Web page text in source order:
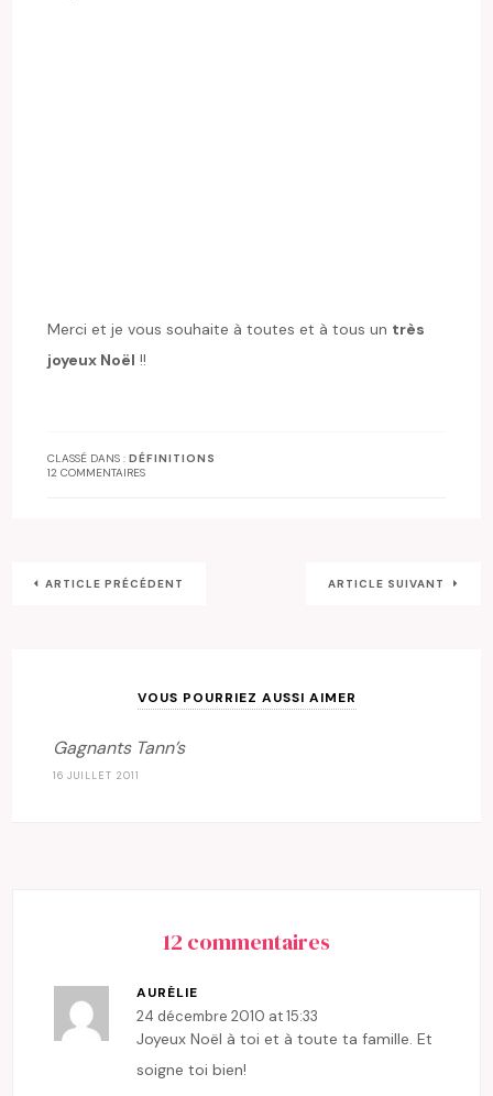
Merci et je vous souhaite à toutes et à tous un très
joyeux Noël !!
CLASSÉ DANS :DÉFINITIONS
12 COMMENTAIRES
ARTICLE PRÉCÉDENT ARTICLE SUIVANT
VOUS POURRIEZ AUSSI AIMER
Gagnants Tann’s
16 JUILLET 2011
12 commentaires
AURÉLIE
24 décembre 2010 at 15:33
Joyeux Noël à toi et à toute ta famille. Et
soigne toi bien!